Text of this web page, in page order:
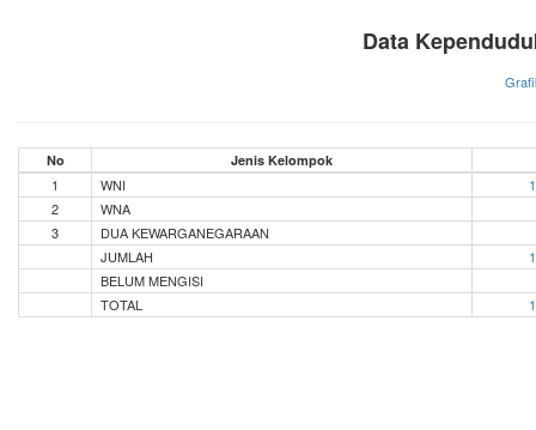
Data
No Jenis Kelompok
1 WNI
2
WNA
3
DUA KEWARGANEGARAAN
JUMLAH
BELUM MENGISI
TOTAL